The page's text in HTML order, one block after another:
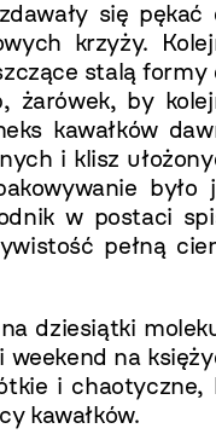
się pękać
krzyży.
stalą formy
żarówek, by
kawałków
i klisz
było
w postaci
pełną
dziesiątki
weekend na
i chaotyczne,
kawałków.